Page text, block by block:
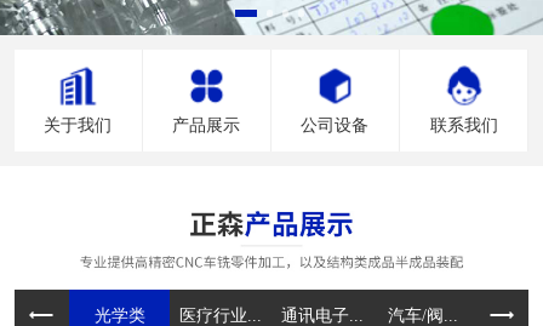
关于我们 产品展示 公司设备 联系我们
光学类 医疗行业... 通讯电子... 汽车/阀... 电动工